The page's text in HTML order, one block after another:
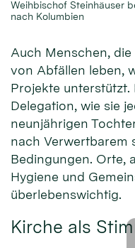
Weihbischof Steinhäuser
nach Kolumbien
Auch Menschen,
von Abfällen leben,
Projekte
Delegation, wie sie
neunjährigen
nach Verwertbarem
Bedingungen. Orte,
Hygiene und
überlebenswichtig.
Kirche als